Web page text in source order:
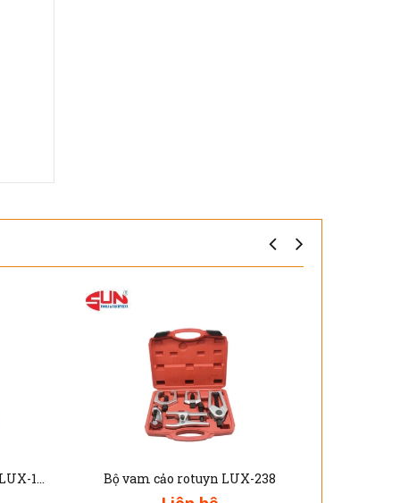
Bộ cảo bạc đạn trong và ngoài LUX-1075 Bộ vam cảo rotuyn LUX-238